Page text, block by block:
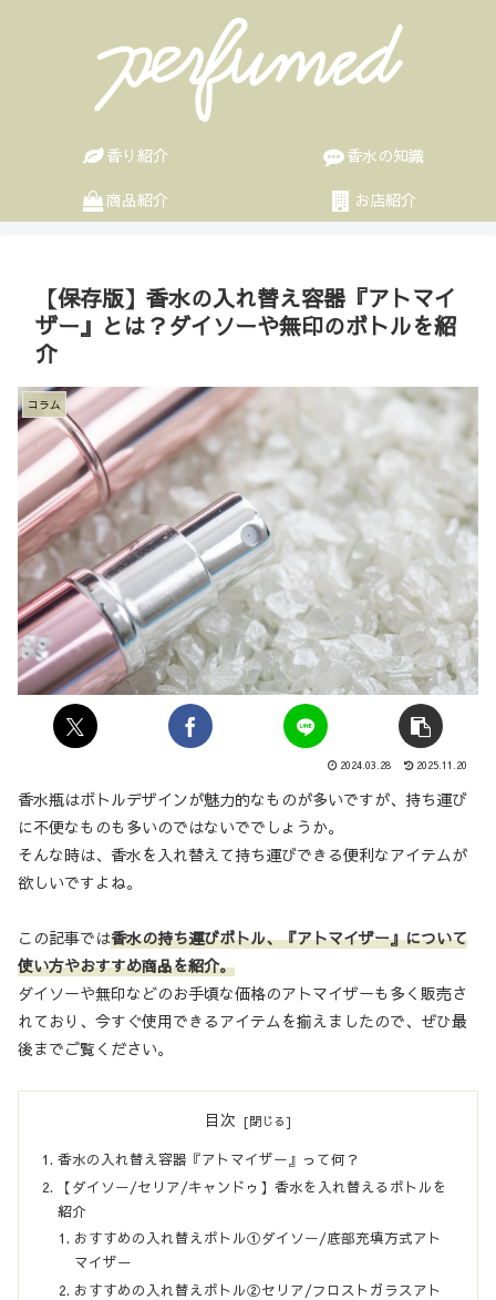
香り紹介
香水の知識
商品紹介
お店紹介
【保存版】香水の入れ替え容器『アトマイ
ザー』とは？ダイソーや無印のボトルを紹
介
コラム
2024.03.28 2025.11.20
香水瓶はボトルデザインが魅力的なものが多いですが、持ち運び
に不便なものも多いのではないででしょうか。
そんな時は、香水を入れ替えて持ち運びできる便利なアイテムが
欲しいですよね。
この記事では香水の持ち運びボトル、『アトマイザー』について
使い方やおすすめ商品を紹介。
ダイソーや無印などのお手頃な価格のアトマイザーも多く販売さ
れており、今すぐ使用できるアイテムを揃えましたので、ぜひ最
後までご覧ください。
目次
香水の入れ替え容器『アトマイザー』って何？
【ダイソー/セリア/キャンドゥ】香水を入れ替えるボトルを
紹介
おすすめの入れ替えボトル①ダイソー/底部充填方式アト
マイザー
おすすめの入れ替えボトル②セリア/フロストガラスアト